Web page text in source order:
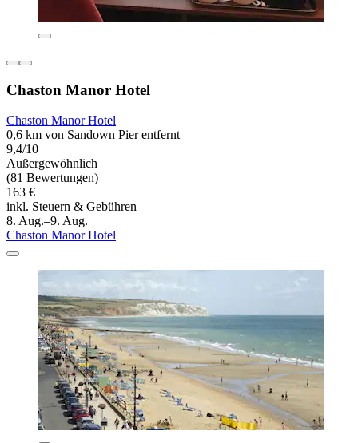
Chaston Manor Hotel
Chaston Manor Hotel
0,6 km von Sandown Pier entfernt
9,4/10
Außergewöhnlich
(81 Bewertungen)
163 €
inkl. Steuern & Gebühren
8. Aug.–9. Aug.
Chaston Manor Hotel